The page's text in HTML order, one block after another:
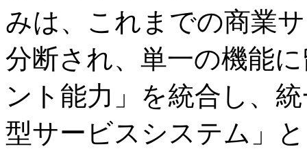
みは、これまでの商業
分断され、単一の機能
ント能力」を統合し、
型サービスシステム」